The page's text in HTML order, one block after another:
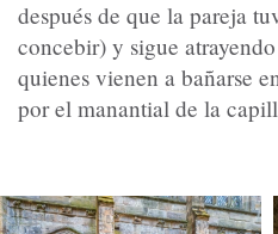
después de que la pareja
concebir) y sigue
quienes vienen a bañarse
por el manantial de la